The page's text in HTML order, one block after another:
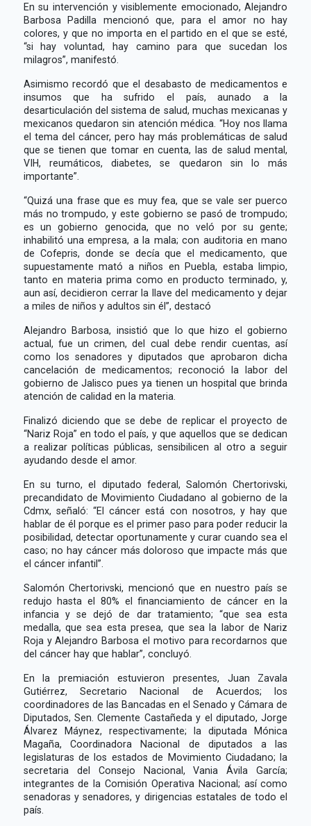
En su intervención y visiblemente emocionado, Alejandro
Barbosa Padilla mencionó que, para el amor no hay
colores, y que no importa en el partido en el que se esté,
“si hay voluntad, hay camino para que sucedan los
milagros”, manifestó.
Asimismo recordó que el desabasto de medicamentos e
insumos que ha sufrido el país, aunado a la
desarticulación del sistema de salud, muchas mexicanas y
mexicanos quedaron sin atención médica. “Hoy nos llama
el tema del cáncer, pero hay más problemáticas de salud
que se tienen que tomar en cuenta, las de salud mental,
VIH, reumáticos, diabetes, se quedaron sin lo más
importante”.
“Quizá una frase que es muy fea, que se vale ser puerco
más no trompudo, y este gobierno se pasó de trompudo;
es un gobierno genocida, que no veló por su gente;
inhabilitó una empresa, a la mala; con auditoria en mano
de Cofepris, donde se decía que el medicamento, que
supuestamente mató a niños en Puebla, estaba limpio,
tanto en materia prima como en producto terminado, y,
aun así, decidieron cerrar la llave del medicamento y dejar
a miles de niños y adultos sin él”, destacó
Alejandro Barbosa, insistió que lo que hizo el gobierno
actual, fue un crimen, del cual debe rendir cuentas, así
como los senadores y diputados que aprobaron dicha
cancelación de medicamentos; reconoció la labor del
gobierno de Jalisco pues ya tienen un hospital que brinda
atención de calidad en la materia.
Finalizó diciendo que se debe de replicar el proyecto de
“Nariz Roja” en todo el país, y que aquellos que se dedican
a realizar políticas públicas, sensibilicen al otro a seguir
ayudando desde el amor.
En su turno, el diputado federal, Salomón Chertorivski,
precandidato de Movimiento Ciudadano al gobierno de la
Cdmx, señaló: “El cáncer está con nosotros, y hay que
hablar de él porque es el primer paso para poder reducir la
posibilidad, detectar oportunamente y curar cuando sea el
caso; no hay cáncer más doloroso que impacte más que
el cáncer infantil”.
Salomón Chertorivski, mencionó que en nuestro país se
redujo hasta el 80% el financiamiento de cáncer en la
infancia y se dejó de dar tratamiento; “que sea esta
medalla, que sea esta presea, que sea la labor de Nariz
Roja y Alejandro Barbosa el motivo para recordarnos que
del cáncer hay que hablar”, concluyó.
En la premiación estuvieron presentes, Juan Zavala
Gutiérrez, Secretario Nacional de Acuerdos; los
coordinadores de las Bancadas en el Senado y Cámara de
Diputados, Sen. Clemente Castañeda y el diputado, Jorge
Álvarez Máynez, respectivamente; la diputada Mónica
Magaña, Coordinadora Nacional de diputados a las
legislaturas de los estados de Movimiento Ciudadano; la
secretaria del Consejo Nacional, Vania Ávila García;
integrantes de la Comisión Operativa Nacional; así como
senadoras y senadores, y dirigencias estatales de todo el
país.